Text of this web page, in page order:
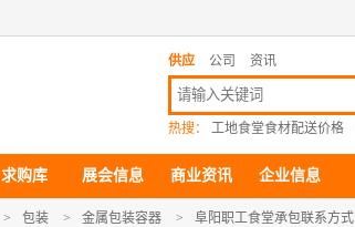
供应 公司 资讯
热搜： 工地食堂食材配送价格
求购库 展会信息 商业资讯 企业信息
> 包装 > 金属包装容器 > 阜阳职工食堂承包联系方式